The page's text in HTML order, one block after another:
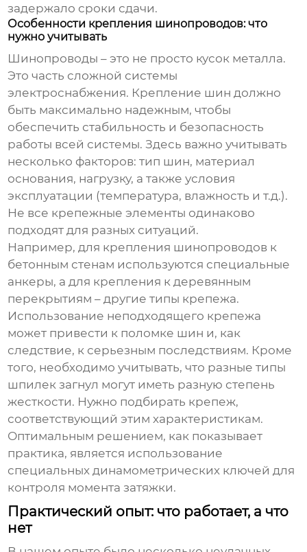
задержало сроки сдачи.
Особенности крепления шинопроводов: что
нужно учитывать
Шинопроводы – это не просто кусок металла.
Это часть сложной системы
электроснабжения. Крепление шин должно
быть максимально надежным, чтобы
обеспечить стабильность и безопасность
работы всей системы. Здесь важно учитывать
несколько факторов: тип шин, материал
основания, нагрузку, а также условия
эксплуатации (температура, влажность и т.д.).
Не все крепежные элементы одинаково
подходят для разных ситуаций.
Например, для крепления шинопроводов к
бетонным стенам используются специальные
анкеры, а для крепления к деревянным
перекрытиям – другие типы крепежа.
Использование неподходящего крепежа
может привести к поломке шин и, как
следствие, к серьезным последствиям. Кроме
того, необходимо учитывать, что разные типы
шпилек загнул могут иметь разную степень
жесткости. Нужно подбирать крепеж,
соответствующий этим характеристикам.
Оптимальным решением, как показывает
практика, является использование
специальных динамометрических ключей для
контроля момента затяжки.
Практический опыт: что работает, а что
нет